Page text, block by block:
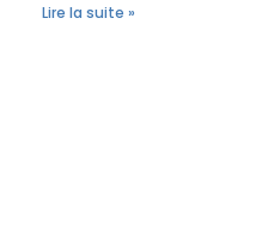
Lire la suite »